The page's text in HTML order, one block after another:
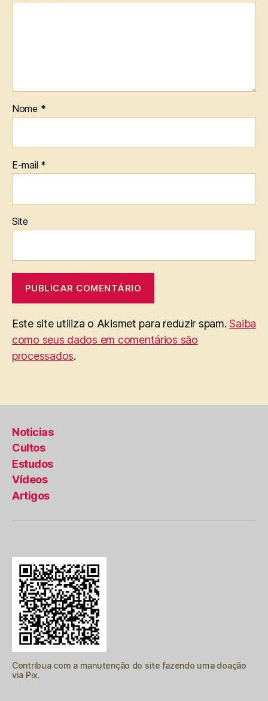
Nome *
E-mail *
Site
Este site utiliza o Akismet para reduzir spam.Saiba
como seus dados em comentários são
processados.
Noticias
Cultos
Estudos
Vídeos
Artigos
Contribua com a manutenção do site fazendo uma doação
via Pix.